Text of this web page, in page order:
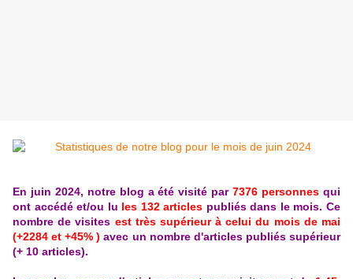
En juin 2024, notre blog a été visité par7376 personnes qui
ont accédé et/ou lu les 132 articles publiés dans le mois. Ce
nombre de visites est très supérieur à celui du mois de mai
(+2284 et +45% ) avec un nombre d'articles publiés supérieur
(+ 10 articles).